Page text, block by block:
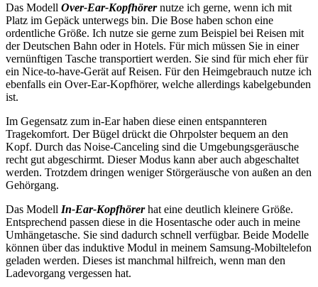
Das Modell Over-Ear-Kopfhörernutze ich gerne, wenn ich mit
Platz im Gepäck unterwegs bin. Die Bose haben schon eine
ordentliche Größe. Ich nutze sie gerne zum Beispiel bei Reisen mit
der Deutschen Bahn oder in Hotels. Für mich müssen Sie in einer
vernünftigen Tasche transportiert werden. Sie sind für mich eher für
ein Nice-to-have-Gerät auf Reisen. Für den Heimgebrauch nutze ich
ebenfalls ein Over-Ear-Kopfhörer, welche allerdings kabelgebunden
ist.
Im Gegensatz zum in-Ear haben diese einen entspannteren
Tragekomfort. Der Bügel drückt die Ohrpolster bequem an den
Kopf. Durch das Noise-Canceling sind die Umgebungsgeräusche
recht gut abgeschirmt. Dieser Modus kann aber auch abgeschaltet
werden. Trotzdem dringen weniger Störgeräusche von außen an den
Gehörgang.
Das Modell In-Ear-Kopfhörerhat eine deutlich kleinere Größe.
Entsprechend passen diese in die Hosentasche oder auch in meine
Umhängetasche. Sie sind dadurch schnell verfügbar. Beide Modelle
können über das induktive Modul in meinem Samsung-Mobiltelefon
geladen werden. Dieses ist manchmal hilfreich, wenn man den
Ladevorgang vergessen hat.